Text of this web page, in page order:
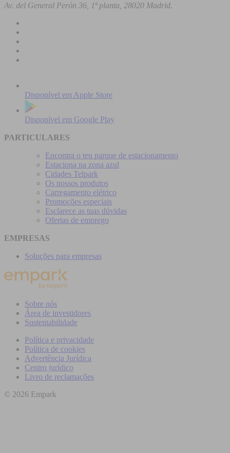
Av. del General Perón 36, 1ª planta, 28020 Madrid.
Disponível em Apple Store
Disponível em Google Play
PARTICULARES
Encontra o teu parque de estacionamento
Estaciona na zona azul
Cidades Telpark
Os nossos produtos
Carregamento elétrico
Promoções especiais
Esclarece as tuas dúvidas
Ofertas de emprego
EMPRESAS
Soluções para empresas
Sobre nós
Área de investidores
Sustentabilidade
Política e privacidade
Política de cookies
Advertência Jurídica
Centro jurídico
Livro de reclamações
© 2026 Empark